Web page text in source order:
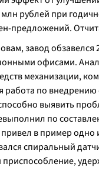
активно
реализовал свыше 50
эффектом более 5 млн.
номинации «Лучшее
идее Лаврентьева
рублей.
и 100 тыс. рублей за
заказа». Он
технолог
кайдзен-
помоглоснизить
экономический
млн рублей при
предложений.
завод
офисами.
механизации,
по внедрению
выявить
по
в пример
спиральный